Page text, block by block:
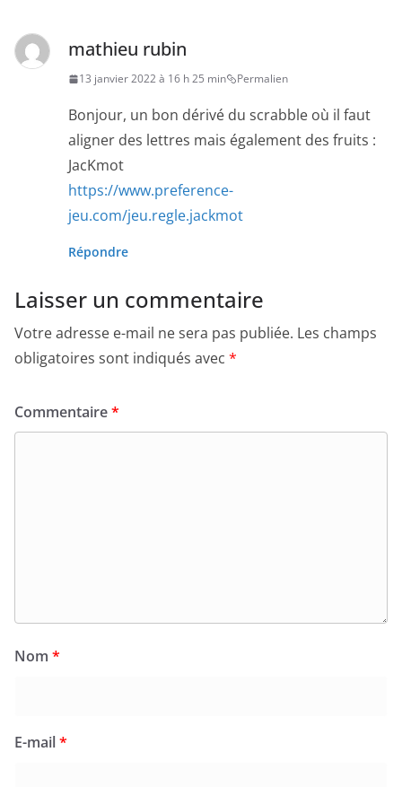
mathieu rubin
13 janvier 2022 à 16 h 25 min Permalien
Bonjour, un bon dérivé du scrabble où il faut
aligner des lettres mais également des fruits :
JacKmot
https://www.preference-
jeu.com/jeu.regle.jackmot
Répondre
Laisser un commentaire
Votre adresse e-mail ne sera pas publiée. Les champs
obligatoires sont indiqués avec *
Commentaire*
Nom *
E-mail*